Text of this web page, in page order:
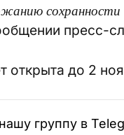
пресс-
открыта до 2
группу в